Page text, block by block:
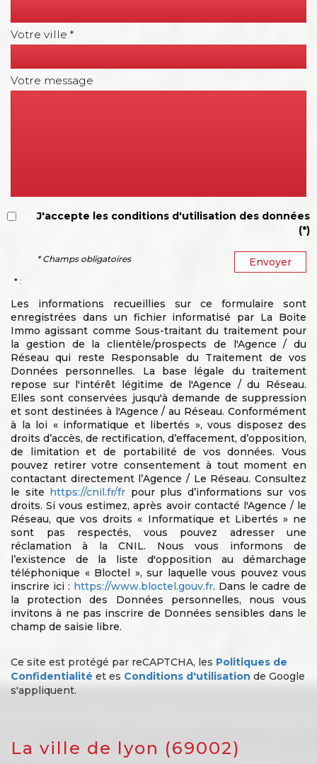
Votre ville *
Votre message
J'accepte les conditions d'utilisation des données
(*)
Envoyer
* Champs obligatoires
* :
Les informations recueillies sur ce formulaire sont
enregistrées dans un fichier informatisé par La Boite
Immo agissant comme Sous-traitant du traitement pour
la gestion de la clientèle/prospects de l'Agence / du
Réseau qui reste Responsable du Traitement de vos
Données personnelles. La base légale du traitement
repose sur l'intérêt légitime de l'Agence / du Réseau.
Elles sont conservées jusqu'à demande de suppression
et sont destinées à l'Agence / au Réseau. Conformément
à la loi « informatique et libertés », vous disposez des
droits d’accès, de rectification, d’effacement, d’opposition,
de limitation et de portabilité de vos données. Vous
pouvez retirer votre consentement à tout moment en
contactant directement l’Agence / Le Réseau. Consultez
le site https://cnil.fr/fr pour plus d’informations sur vos
droits. Si vous estimez, après avoir contacté l'Agence / le
Réseau, que vos droits « Informatique et Libertés » ne
sont pas respectés, vous pouvez adresser une
réclamation à la CNIL. Nous vous informons de
l’existence de la liste d'opposition au démarchage
téléphonique « Bloctel », sur laquelle vous pouvez vous
inscrire ici : https://www.bloctel.gouv.fr. Dans le cadre de
la protection des Données personnelles, nous vous
invitons à ne pas inscrire de Données sensibles dans le
champ de saisie libre.
Ce site est protégé par reCAPTCHA, les Politiques de
Confidentialité et es Conditions d'utilisation de Google
s'appliquent.
la ville de lyon (69002)